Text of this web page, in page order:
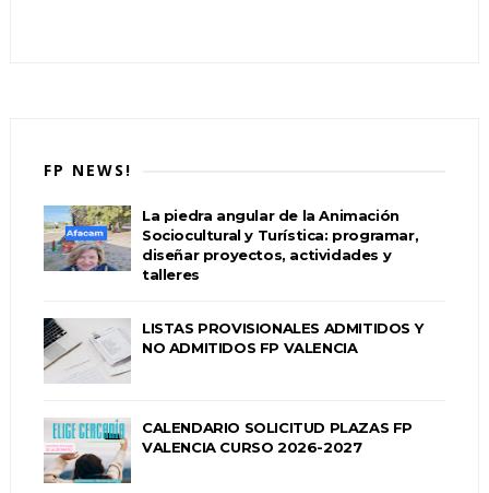
FP NEWS!
La piedra angular de la Animación
Sociocultural y Turística: programar,
diseñar proyectos, actividades y
talleres
LISTAS PROVISIONALES ADMITIDOS Y
NO ADMITIDOS FP VALENCIA
CALENDARIO SOLICITUD PLAZAS FP
VALENCIA CURSO 2026-2027